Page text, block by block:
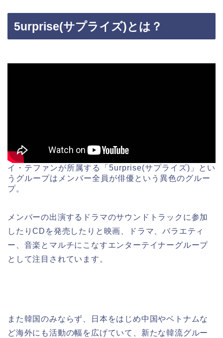
5urprise(サプライズ)とは？
イ・テファンが所属する「5urprise(サプライズ)」とい
うグループはメンバー全員が俳優という異色のグルー
プ。
メンバーの出演するドラマのサウンドトラックに参加
したりCDを発売したりと映画、ドラマ、バラエティ
ー、音楽とマルチにこなすエンターテイナーグループ
として注目されています。
また韓国のみならず、日本をはじめ中国やベトナムな
ど海外にも活動の幅を広げていて、新たな韓流グルー